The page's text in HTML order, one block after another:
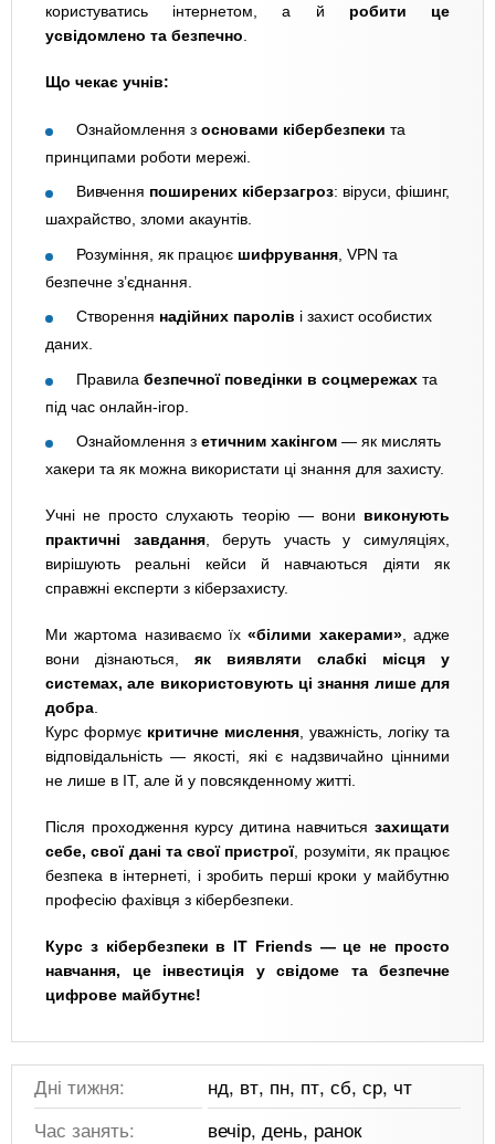
користуватись інтернетом, а й робити це
усвідомлено та безпечно
Що чекає учнів:
Ознайомлення з основами кібербезпеки та
принципами роботи мережі.
Вивчення поширених кіберзагроз: віруси, фішинг,
шахрайство, зломи акаунтів.
Розуміння, як працює шифрування , VPN та
безпечне з’єднання.
Створення надійних паролів і захист особистих
даних.
Правила безпечної поведінки в соцмережах та
під час онлайн-ігор.
Ознайомлення з етичним хакінгом — як мислять
хакери та як можна використати ці знання для захисту.
Учні не просто слухають теорію — вони виконують
практичні завдання, беруть участь у симуляціях,
вирішують реальні кейси й навчаються діяти як
справжні експерти з кіберзахисту.
Ми жартома називаємо їх«білими хакерами», адже
вони дізнаються, як виявляти слабкі місця у
системах, але використовують ці знання лише для
добра
Курс формує критичне мислення , уважність, логіку та
відповідальність — якості, які є надзвичайно цінними
не лише в ІТ, але й у повсякденному житті.
Після проходження курсу дитина навчиться захищати
себе, свої дані та свої пристрої, розуміти, як працює
безпека в інтернеті, і зробить перші кроки у майбутню
професію фахівця з кібербезпеки.
Курс з кібербезпеки в IT Friends — це не просто
навчання, це інвестиція у свідоме та безпечне
цифрове майбутнє!
Дні тижня:
нд, вт, пн, пт, сб, ср, чт
Час занять:
вечір, день, ранок